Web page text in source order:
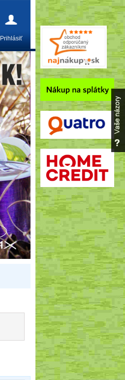
Prihlásiť